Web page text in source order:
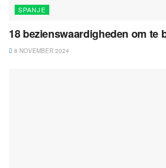
SPANJE
18 bezienswaardigheden om te
8 NOVEMBER 2024